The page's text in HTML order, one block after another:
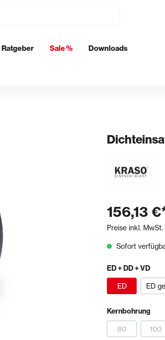
Ratgeber Sale % Downloads
Rohrdurchführungen
Tropfkantenprofile
Rinnensysteme
156,13
Preise inkl.
Sofort
ED + DD + VD
ED ED
Kernbohrung
80 100